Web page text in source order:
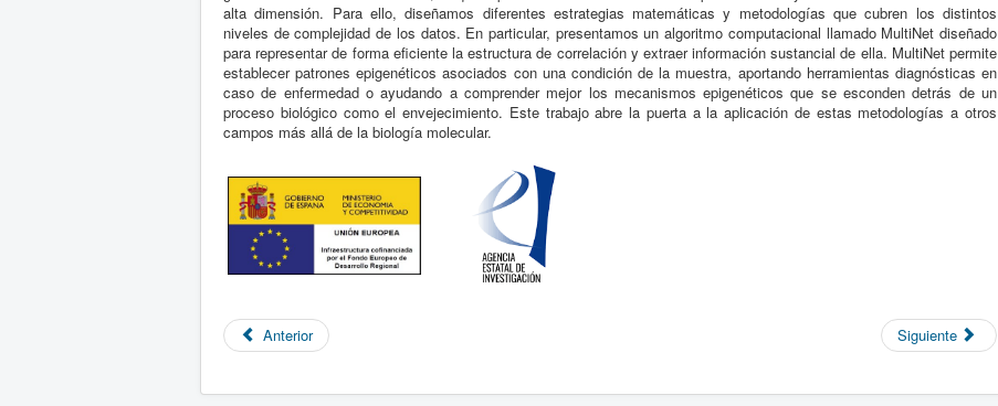
alta dimensión. Para ello, diseñamos diferentes estrategias matemáticas y metodologías que cubren los distintos
niveles de complejidad de los datos. En particular, presentamos un algoritmo computacional llamado MultiNet diseñado
para representar de forma eficiente la estructura de correlación y extraer información sustancial de ella. MultiNet permite
establecer patrones epigenéticos asociados con una condición de la muestra, aportando herramientas diagnósticas en
caso de enfermedad o ayudando a comprender mejor los mecanismos epigenéticos que se esconden detrás de un
proceso biológico como el envejecimiento. Este trabajo abre la puerta a la aplicación de estas metodologías a otros
campos más allá de la biología molecular.
Anterior Siguiente